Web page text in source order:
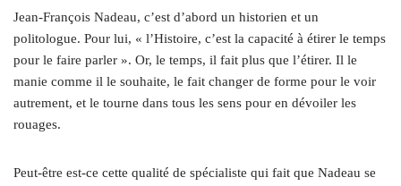
Jean-François Nadeau, c’est d’abord un historien et un
politologue. Pour lui, « l’Histoire, c’est la capacité à étirer le temps
pour le faire parler ». Or, le temps, il fait plus que l’étirer. Il le
manie comme il le souhaite, le fait changer de forme pour le voir
autrement, et le tourne dans tous les sens pour en dévoiler les
rouages.
Peut-être est-ce cette qualité de spécialiste qui fait que Nadeau se